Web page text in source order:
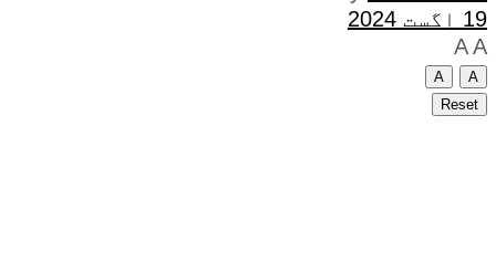
19 اگست 2024
A A
A
A
Reset